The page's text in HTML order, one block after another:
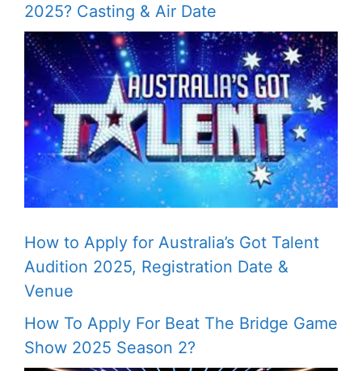
2025? Casting & Air Date
How to Apply for Australia’s Got Talent
Audition 2025, Registration Date &
Venue
How To Apply For Beat The Bridge Game
Show 2025 Season 2?